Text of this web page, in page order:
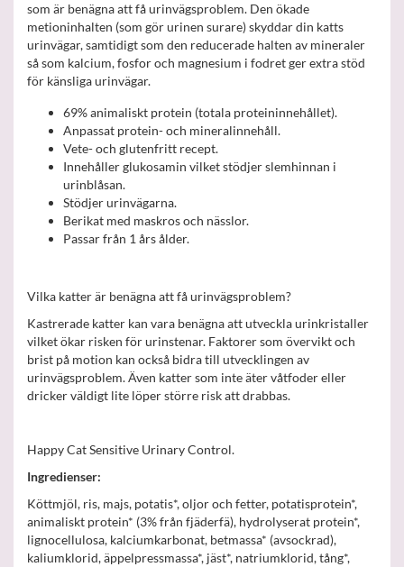
som är benägna att få urinvägsproblem. Den ökade
metioninhalten (som gör urinen surare) skyddar din katts
urinvägar, samtidigt som den reducerade halten av mineraler
så som kalcium, fosfor och magnesium i fodret ger extra stöd
för känsliga urinvägar.
69% animaliskt protein (totala proteininnehållet).
Anpassat protein- och mineralinnehåll.
Vete- och glutenfritt recept.
Innehåller glukosamin vilket stödjer slemhinnan i
urinblåsan.
Stödjer urinvägarna.
Berikat med maskros och nässlor.
Passar från 1 års ålder.
Vilka katter är benägna att få urinvägsproblem?
Kastrerade katter kan vara benägna att utveckla urinkristaller
vilket ökar risken för urinstenar. Faktorer som övervikt och
brist på motion kan också bidra till utvecklingen av
urinvägsproblem. Även katter som inte äter våtfoder eller
dricker väldigt lite löper större risk att drabbas.
Happy Cat Sensitive Urinary Control.
Ingredienser:
Köttmjöl, ris, majs, potatis*, oljor och fetter, potatisprotein*,
animaliskt protein* (3% från fjäderfä), hydrolyserat protein*,
lignocellulosa, kalciumkarbonat, betmassa* (avsockrad),
kaliumklorid, äppelpressmassa*, jäst*, natriumklorid, tång*,